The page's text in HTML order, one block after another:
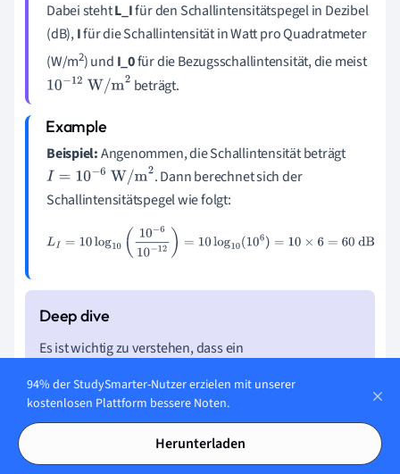
Dabei stehtL_Ifür den Schallintensitätspegel in Dezibel
(dB),Ifür die Schallintensität in Watt pro Quadratmeter
(W/m2) und I_0für die Bezugsschallintensität, die meist
10−12 W/m2 beträgt.
Beispiel:Angenommen, die Schallintensität beträgt
I= 10 −6W/m2
. Dann berechnet sich der
Schallintensitätspegel wie folgt:
LI =10log10(10−610− 12 )=10log10(10 6)=10 ×6 =60 dB
Es ist wichtig zu verstehen, dass ein
kein Schall vorhanden ist. Es bedeutet lediglich, dass
der Schallintensitätspegel gleich der
Bezugsschallintensität ist. In der Praxis ist der
Dezibelwert von 0 dB der Schwellenwert des
94% der StudySmarter-Nutzer erzielen mit unserer
kostenlosen Plattform bessere Noten.
Herunterladen